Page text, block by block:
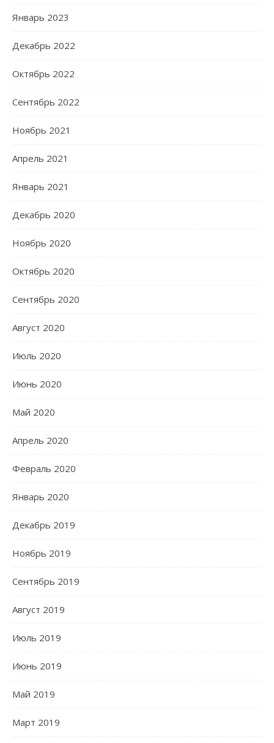
Январь 2023
Декабрь 2022
Октябрь 2022
Сентябрь 2022
Ноябрь 2021
Апрель 2021
Январь 2021
Декабрь 2020
Ноябрь 2020
Октябрь 2020
Сентябрь 2020
Август 2020
Июль 2020
Июнь 2020
Май 2020
Апрель 2020
Февраль 2020
Январь 2020
Декабрь 2019
Ноябрь 2019
Сентябрь 2019
Август 2019
Июль 2019
Июнь 2019
Май 2019
Март 2019